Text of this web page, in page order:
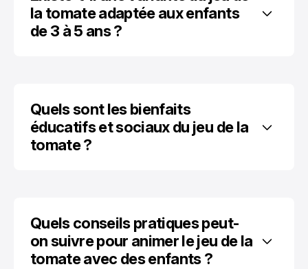
la tomate adaptée aux enfants
de 3 à 5 ans ?
Quels sont les bienfaits
éducatifs et sociaux du jeu de la
tomate ?
Quels conseils pratiques peut-
on suivre pour animer le jeu de la
tomate avec des enfants ?